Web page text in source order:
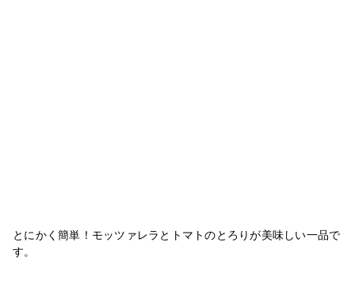
とにかく簡単！モッツァレラとトマトのとろりが美味しい一品で
す。